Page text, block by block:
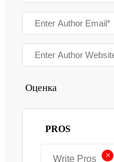
Оценка
PROS
+